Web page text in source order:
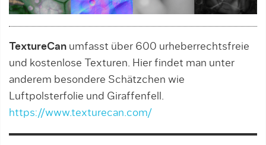
TextureCan umfasst über 600 urheberrechtsfreie
und kostenlose Texturen. Hier findet man unter
anderem besondere Schätzchen wie
Luftpolsterfolie und Giraffenfell.
https://www.texturecan.com/